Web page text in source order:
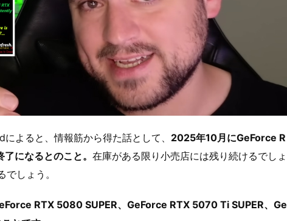
よると、情報筋から得た話として、 2025年10月にGeForce R
になるとのこと。 在庫がある限り小売店には残り続けるでしょ
しょう。
RTX 5080 SUPER、GeForce RTX 5070 Ti SUPER、Ge